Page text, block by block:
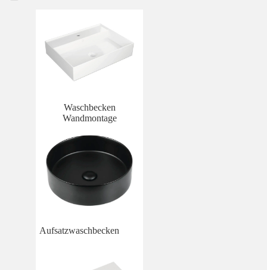
Waschbecken
Wandmontage
Aufsatzwaschbecken